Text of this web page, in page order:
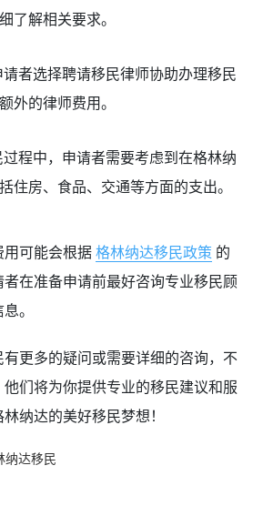
了解相关要求。
者选择聘请移民律师协助办理移民
外的律师费用。
程中，申请者需要考虑到在格林纳
住房、食品、交通等方面的支出。
可能会根据 格林纳达移民政策 的
在准备申请前最好咨询专业移民顾
。
更多的疑问或需要详细的咨询，不
们将为你提供专业的移民建议和服
纳达的美好移民梦想！
纳达移民